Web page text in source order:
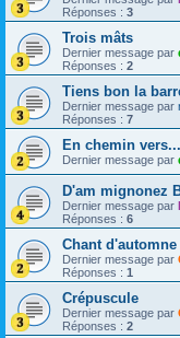
Réponses : 3
Trois mâts
Dernier message par
Réponses : 2
Tiens bon la
Dernier message par
Réponses : 7
En chemin vers...
Dernier message par
D'am mignonez
Dernier message par
Réponses : 6
Chant d'automne
Dernier message par
Réponses : 1
Crépuscule
Dernier message par
Réponses : 2